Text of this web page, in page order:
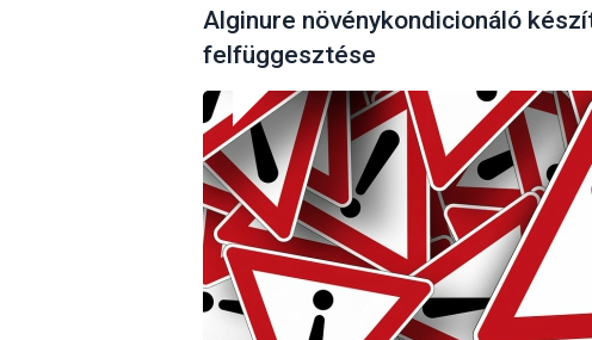
Alginure növénykondicionáló
felfüggesztése